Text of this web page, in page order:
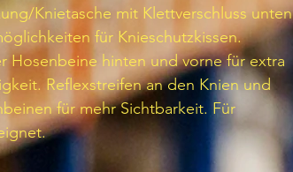
Knietasche mit Klettverschluss unten
für Knieschutzkissen.
Hosenbeine hinten und vorne für extra
Reflexstreifen an den Knien und
für mehr Sichtbarkeit. Für